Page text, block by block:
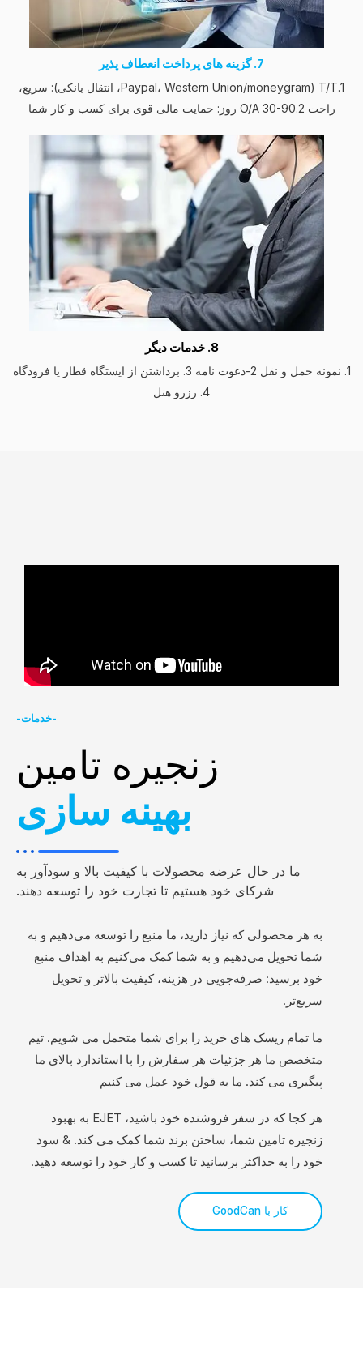
7. گزینه های پرداخت انعطاف پذیر
1.T/T (Paypal، Western Union/moneygram، انتقال بانکی): سریع،
راحت 2.O/A 30-90 روز: حمایت مالی قوی برای کسب و کار شما
8. خدمات دیگر
1. نمونه حمل و نقل 2-دعوت نامه 3. برداشتن از ایستگاه قطار یا فرودگاه
4. رزرو هتل
-خدمات-
زنجیره تامین
بهینه سازی
ما در حال عرضه محصولات با کیفیت بالا و سودآور به
شرکای خود هستیم تا تجارت خود را توسعه دهند.
به هر محصولی که نیاز دارید، ما منبع را توسعه می‌دهیم و به
شما تحویل می‌دهیم و به شما کمک می‌کنیم به اهداف منبع
خود برسید: صرفه‌جویی در هزینه، کیفیت بالاتر و تحویل
سریع‌تر.
ما تمام ریسک های خرید را برای شما متحمل می شویم. تیم
متخصص ما هر جزئیات هر سفارش را با استاندارد بالای ما
پیگیری می کند. ما به قول خود عمل می کنیم
هر کجا که در سفر فروشنده خود باشید، EJET به بهبود
زنجیره تامین شما، ساختن برند شما کمک می کند. & سود
خود را به حداکثر برسانید تا کسب و کار خود را توسعه دهید.
کار با GoodCan